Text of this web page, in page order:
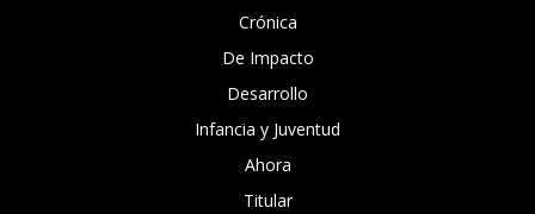
Crónica
De Impacto
Desarrollo
Infancia y Juventud
Ahora
Titular